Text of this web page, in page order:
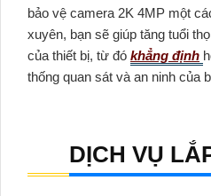
bảo vệ camera 2K 4MP một
xuyên, bạn sẽ giúp tăng tuổi
của thiết bị, từ đó khẳng định
thống quan sát và an ninh của
DỊCH VỤ